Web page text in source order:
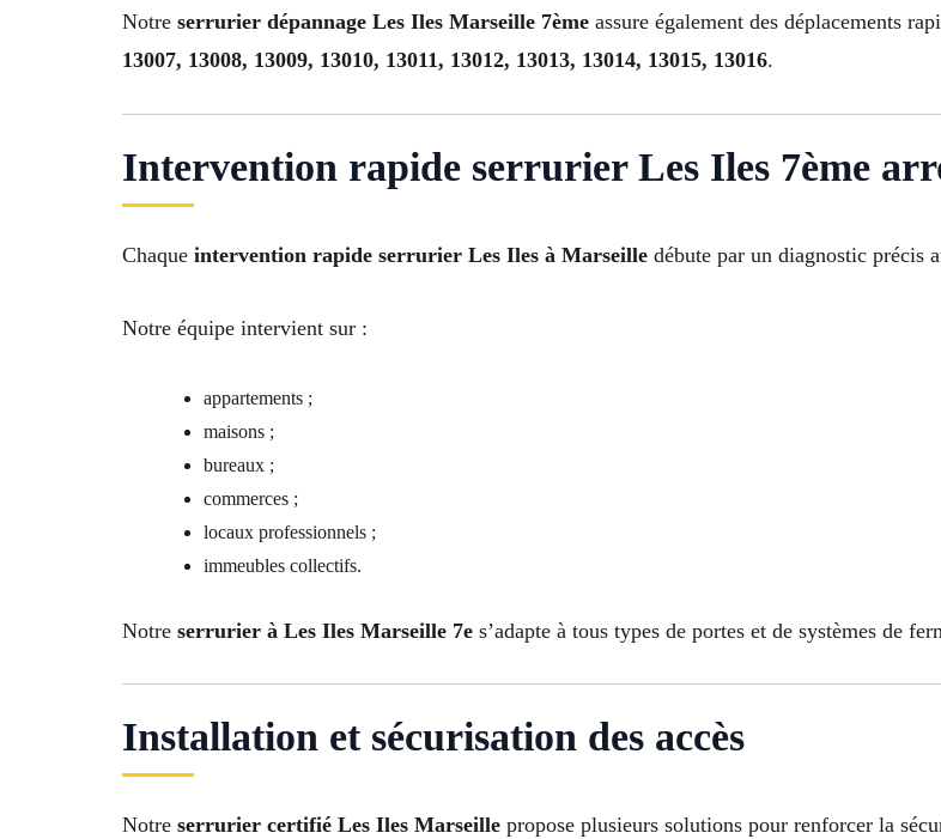
Notre serrurier dépannage Les Iles Marseille 7ème assure également des déplacements
13007, 13008, 13009, 13010, 13011, 13012, 13013, 13014, 13015, 13016.
Intervention rapide serrurier Les Iles 7ème
Chaque intervention rapide serrurier Les Iles à Marseille débute par un diagnostic précis
Notre équipe intervient sur :
appartements ;
maisons ;
bureaux ;
commerces ;
locaux professionnels ;
immeubles collectifs.
Notre serrurier à Les Iles Marseille 7e s’adapte à tous types de portes et de systèmes de
Installation et sécurisation des accès
Notre serrurier certifié Les Iles Marseille propose plusieurs solutions pour renforcer la